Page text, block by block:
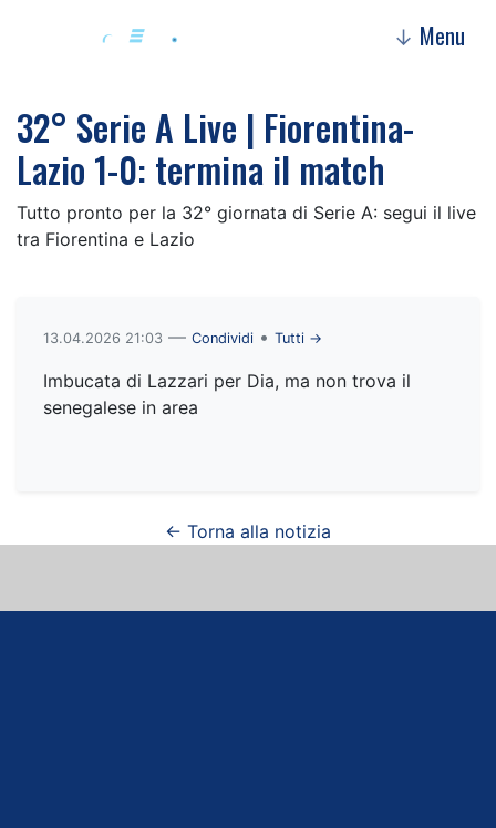
↓ Menu
32° Serie A Live | Fiorentina-
Lazio 1-0: termina il match
Tutto pronto per la 32° giornata di Serie A: segui il live
tra Fiorentina e Lazio
13.04.2026 21:03 — Condividi • Tutti →
Imbucata di Lazzari per Dia, ma non trova il
senegalese in area
← Torna alla notizia